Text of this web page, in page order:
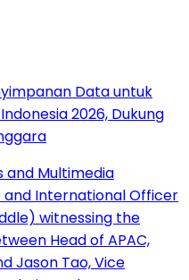
Data untuk
2026, Dukung